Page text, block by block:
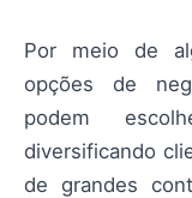
Por meio de
opções de
podem
diversificando
de grandes